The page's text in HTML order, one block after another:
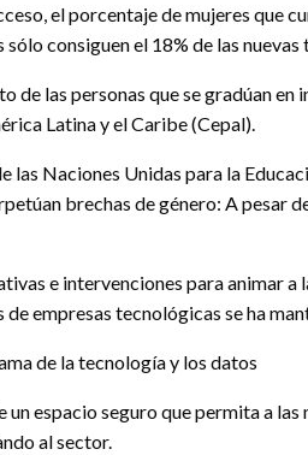
el porcentaje de mujeres que
sólo consiguen el 18% de las
de las personas que se gradúan
Latina y el Caribe (Cepal).
las Naciones Unidas para la
brechas de género: A pesar
e intervenciones para animar
empresas tecnológicas se ha
de la tecnología y los datos
un espacio seguro que permita a
al sector.